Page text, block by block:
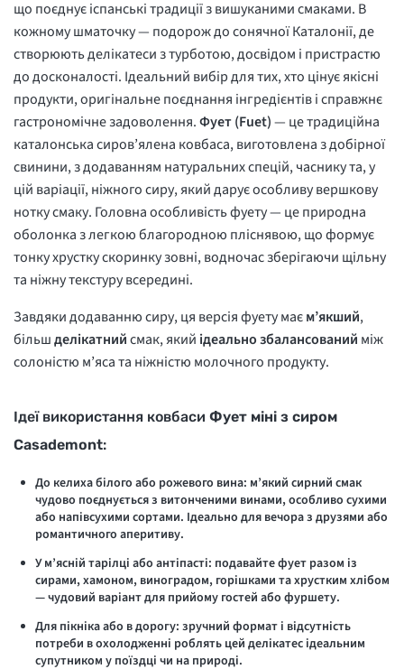
що поєднує іспанські традиції з вишуканими смаками. В
кожному шматочку — подорож до сонячної Каталонії, де
створюють делікатеси з турботою, досвідом і пристрастю
до досконалості. Ідеальний вибір для тих, хто цінує якісні
продукти, оригінальне поєднання інгредієнтів і справжнє
гастрономічне задоволення.Фует (Fuet)— це традиційна
каталонська сиров’ялена ковбаса, виготовлена з добірної
свинини, з додаванням натуральних спецій, часнику та, у
цій варіації, ніжного сиру, який дарує особливу вершкову
нотку смаку. Головна особливість фуету — це природна
оболонка з легкою благородною пліснявою, що формує
тонку хрустку скоринку зовні, водночас зберігаючи щільну
та ніжну текстуру всередині.
Завдяки додаванню сиру, ця версія фуету маєм’якший,
більшделікатнийсмак, який ідеально збалансований між
солоністю м’яса та ніжністю молочного продукту.
Ідеї використання ковбаси Фует міні з сиром
Casademont:
До келиха білого або рожевого вина: м’який сирний смак
чудово поєднується з витонченими винами, особливо сухими
або напівсухими сортами. Ідеально для вечора з друзями або
романтичного аперитиву.
У м’ясній тарілці або антіпасті: подавайте фует разом із
сирами, хамоном, виноградом, горішками та хрустким хлібом
— чудовий варіант для прийому гостей або фуршету.
Для пікніка або в дорогу: зручний формат і відсутність
потреби в охолодженні роблять цей делікатес ідеальним
супутником у поїздці чи на природі.